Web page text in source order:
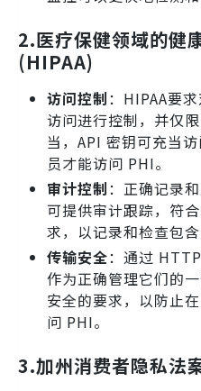
2.医疗保健领域的健
(HIPAA)
访问控制：HIPAA要
访问进行控制，并仅
当，API 密钥可充当
员才能访问 PHI。
审计控制：正确记录
可提供审计跟踪，符
求，以记录和检查包
传输安全：通过
作为正确管理它们的
安全的要求，以防止
问 PHI。
3.加州消费者隐私法